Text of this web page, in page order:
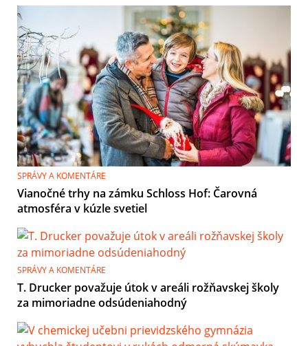
SPRÁVY A KOMENTÁRE
Vianočné trhy na zámku Schloss Hof: Čarovná
atmosféra v kúzle svetiel
SPRÁVY A KOMENTÁRE
T. Drucker považuje útok v areáli rožňavskej školy
za mimoriadne odsúdeniahodný